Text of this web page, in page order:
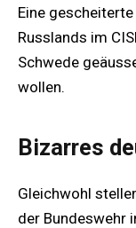
Eine
Russlands im
Schwede
wollen.
Bizarres
Gleichwohl
der Bundeswehr